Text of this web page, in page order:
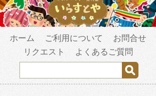
ホーム ご利用について
お問合せ
リクエスト
よくあるご質問